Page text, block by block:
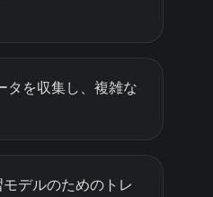
タを収集し、複雑な
デルのためのトレ